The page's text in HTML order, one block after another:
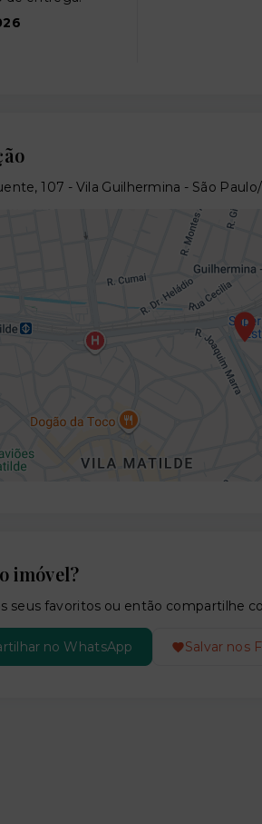
107 - Vila Guilhermina - São
imóvel?
seus favoritos ou então compartilhe
no WhatsApp Salvar nos